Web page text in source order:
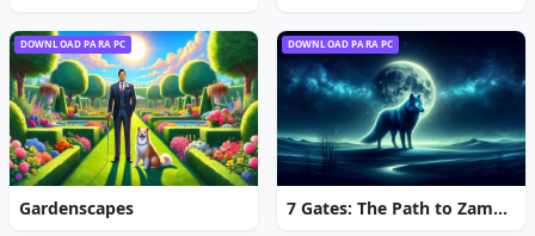
DOWNLOAD PARA PC
Gardenscapes
DOWNLOAD PARA PC
7 Gates: The Path to Zamolxes